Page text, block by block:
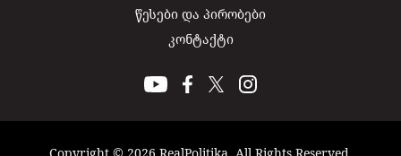
წესები და პირობები
კონტაქტი